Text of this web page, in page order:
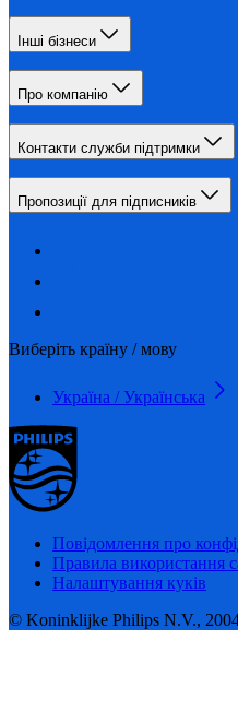
Інші бізнеси
Про компанію
Контакти служби підтримки
Пропозиції для підписників
Виберіть країну / мову
Україна / Українська
Повідомлення про
Правила використання
Налаштування куків
© Koninklijke Philips N.V.,